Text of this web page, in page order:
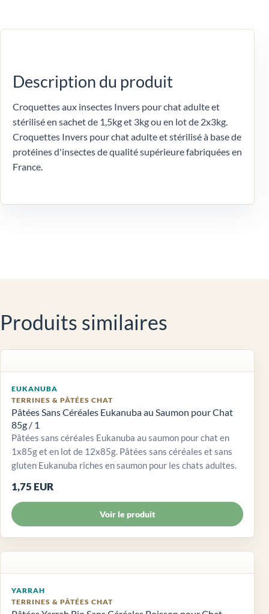
Description du produit
Croquettes aux insectes Invers pour chat adulte et
stérilisé en sachet de 1,5kg et 3kg ou en lot de 2x3kg.
Croquettes Invers pour chat adulte et stérilisé à base de
protéines d'insectes de qualité supérieure fabriquées en
France.
Produits similaires
EUKANUBA
TERRINES & PÂTÉES CHAT
Pâtées Sans Céréales Eukanuba au Saumon pour Chat
85g / 1
Pâtées sans céréales Eukanuba au saumon pour chat en
1x85g et en lot de 12x85g. Pâtées sans céréales et sans
gluten Eukanuba riches en saumon pour les chats adultes.
1,75 EUR
Voir le produit
YARRAH
TERRINES & PÂTÉES CHAT